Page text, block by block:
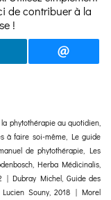
de contribuer à la
!
phytothérapie au quotidien,
à faire soi-même, Le guide
de phytothérapie, Les
Herba Médicinalis,
| Dubray Michel, Guide des
Lucien Souny, 2018 | Morel